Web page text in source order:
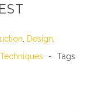
Design
Tags